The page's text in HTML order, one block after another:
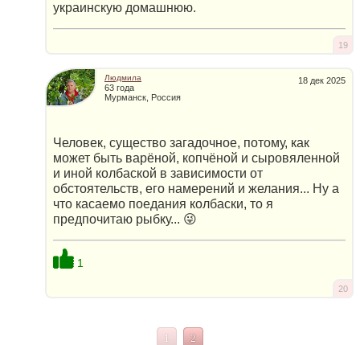
украинскую домашнюю.
19
18 дек 2025
Людмила
63 года
Мурманск, Россия
Человек, существо загадочное, потому, как
может быть варёной, копчёной и сыровяленной
и иной колбаской в зависимости от
обстоятельств, его намерений и желания... Ну а
что касаемо поедания колбаски, то я
предпочитаю рыбку... 😜
1
20
1 2